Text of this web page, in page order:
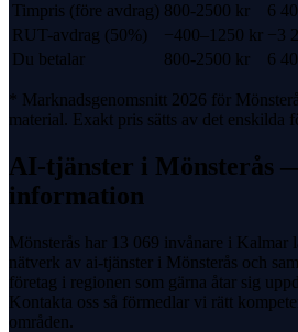
Timpris (före avdrag) 800-2500 kr 6
RUT-avdrag (50%) −400– 1250 kr −3
Du betalar
800-2500 kr 6
* Marknadsgenomsnitt 2026 för
material. Exakt pris sätts av det enskilda
AI-tjänster i Mönsterås
information
Mönsterås har 13 069 invånare i Kalmar
nätverk av ai-tjänster i Mönsterås och
företag i regionen som gärna åtar sig
Kontakta oss så förmedlar vi rätt
områden.